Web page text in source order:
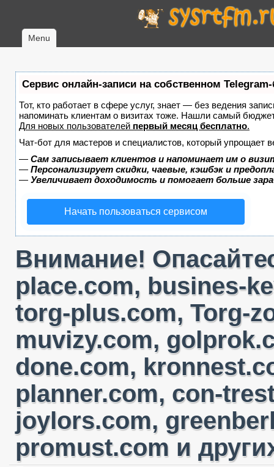
Menu
Сервис онлайн-записи на собственном Telegram-
Тот, кто работает в сфере услуг, знает — без ведения
напоминать клиентам о визитах тоже. Нашли самый
Для новых пользователей первый месяц бесплатно.
Чат-бот для мастеров и специалистов, который упрощает
— Сам записывает клиентов и напоминает им о
— Персонализирует скидки, чаевые, кэшбэк и
— Увеличивает доходимость и помогает больше
Начать пользоваться сервисом
Внимание!
place.com, busines-
torg-plus.com, Torg-
muvizy.com,
done.com,
planner.com, con-
joylors.com,
promust.com и